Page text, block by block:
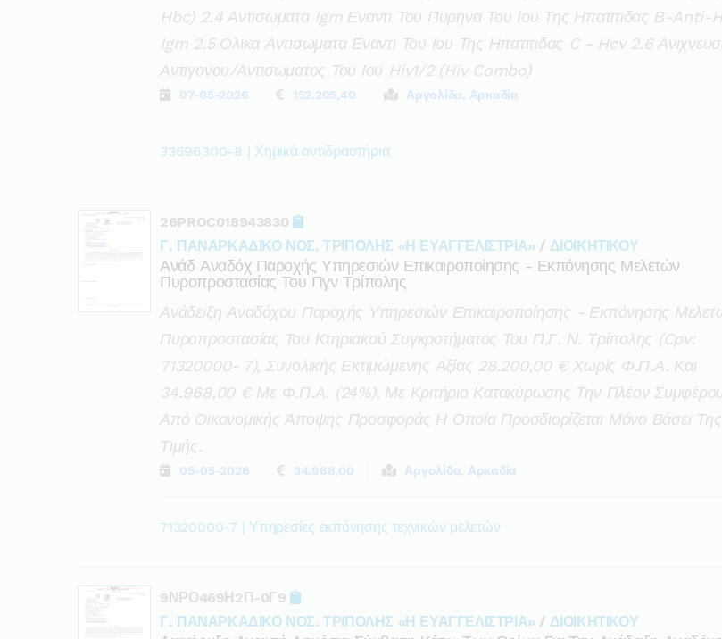
Hbc) 2.4 Αντισωματα Igm Εναντι Του Πυρηνα Του Ιου Της Ηπατιτιδας Β-Anti-
Igm 2.5 Ολικα Αντισωματα Εναντι Του Ιου Της Ηπατιτιδας C - Hcv 2.6
Αντιγονου/αντισωματος Του Ιου Hiv1/2 (hiv Combo)
07-05-2026 152.205,40 Αργολίδα, Αρκαδία
33696300-8 | Χημικά αντιδραστήρια
26PROC018943830
Γ. ΠΑΝΑΡΚΑΔΙΚΟ ΝΟΣ. ΤΡΙΠΟΛΗΣ «Η ΕΥΑΓΓΕΛΙΣΤΡΙΑ» / ΔΙΟΙΚΗΤΙΚΟΥ
Ανάδ Αναδόχ Παροχής Υπηρεσιών Επικαιροποίησης - Εκπόνησης Μελετών
Πυροπροστασίας Του Πγν Τρίπολης
Ανάδειξη Αναδόχου Παροχής Υπηρεσιών Επικαιροποίησης - Εκπόνησης
Πυροπροστασίας Του Κτηριακού Συγκροτήματος Του Π.γ. Ν. Τρίπολης (cpv:
71320000- 7), Συνολικής Εκτιμώμενης Αξίας 28.200,00 € Χωρίς Φ.π.α. Και
34.968,00 € Με Φ.π.α. (24%), Με Κριτήριο Κατακύρωσης Την Πλέον
Από Οικονομικής Άποψης Προσφοράς Η Οποία Προσδιορίζεται Μόνο Βάσει Της
Τιμής.
05-05-2026 34.968,00 Αργολίδα, Αρκαδία
71320000-7 | Υπηρεσίες εκπόνησης τεχνικών μελετών
9ΝΡΟ469Η2Π-0Γ9
Γ. ΠΑΝΑΡΚΑΔΙΚΟ ΝΟΣ. ΤΡΙΠΟΛΗΣ «Η ΕΥΑΓΓΕΛΙΣΤΡΙΑ» / ΔΙΟΙΚΗΤΙΚΟΥ